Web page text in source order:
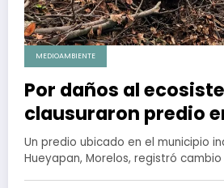
MEDIOAMBIENTE
Por daños al
clausuraron predio
indígena de Morelos
Un predio ubicado en el municipio
Hueyapan, Morelos, registró